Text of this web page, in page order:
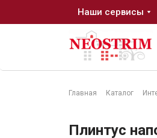
Главная Каталог
Плинтус
Наши сервисы